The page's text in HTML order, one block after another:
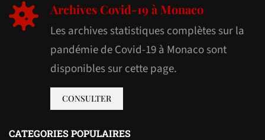
Archives Covid-19 à Monaco
Les archives statistiques complètes sur la
pandémie de Covid-19 à Monaco sont
disponibles sur cette page.
CONSULTER
CATEGORIES POPULAIRES